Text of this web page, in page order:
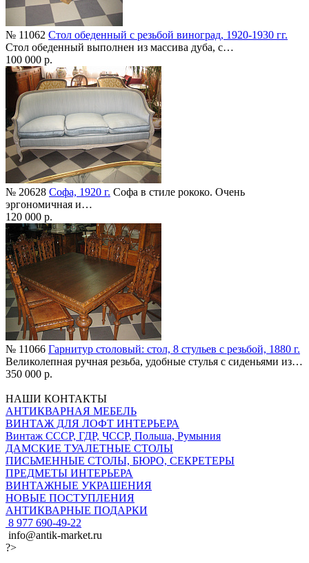
№ 11062 Стол обеденный с резьбой виноград, 1920-1930 гг.
Стол обеденный выполнен из массива дуба, с…
100 000 р.
№ 20628 Софа, 1920 г. Софа в стиле рококо. Очень
эргономичная и…
120 000 р.
№ 11066 Гарнитур столовый: стол, 8 стульев с резьбой, 1880 г.
Великолепная ручная резьба, удобные стулья с сиденьями из…
350 000 р.
НАШИ КОНТАКТЫ
АНТИКВАРНАЯ МЕБЕЛЬ
ВИНТАЖ ДЛЯ ЛОФТ ИНТЕРЬЕРА
Винтаж СССР, ГДР, ЧССР, Польша, Румыния
ДАМСКИЕ ТУАЛЕТНЫЕ СТОЛЫ
ПИСЬМЕННЫЕ СТОЛЫ, БЮРО, СЕКРЕТЕРЫ
ПРЕДМЕТЫ ИНТЕРЬЕРА
ВИНТАЖНЫЕ УКРАШЕНИЯ
НОВЫЕ ПОСТУПЛЕНИЯ
АНТИКВАРНЫЕ ПОДАРКИ
8 977 690-49-22
info@antik-market.ru
?>